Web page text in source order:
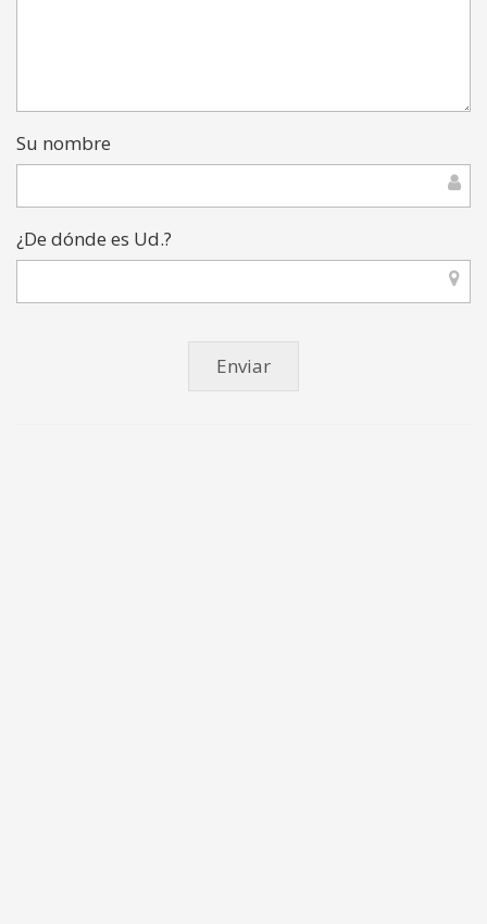
Su nombre
¿De dónde es Ud.?